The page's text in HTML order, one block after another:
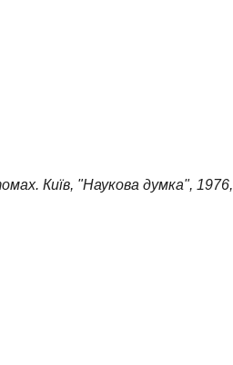
Київ, "Наукова думка", 1976,